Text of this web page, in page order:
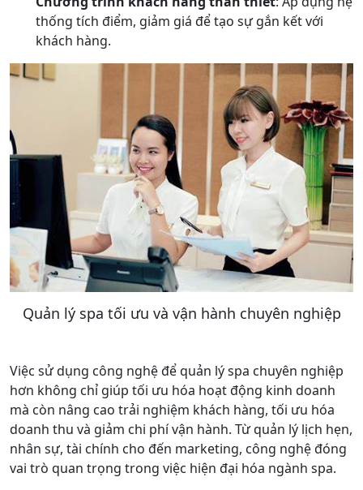
thống tích điểm, giảm giá để tạo sự gắn kết với
khách hàng.
Quản lý spa tối ưu và vận hành chuyên nghiệp
Việc sử dụng công nghệ để quản lý spa chuyên nghiệp
hơn không chỉ giúp tối ưu hóa hoạt động kinh doanh
mà còn nâng cao trải nghiệm khách hàng, tối ưu hóa
doanh thu và giảm chi phí vận hành. Từ quản lý lịch hẹn,
nhân sự, tài chính cho đến marketing, công nghệ đóng
vai trò quan trọng trong việc hiện đại hóa ngành spa.